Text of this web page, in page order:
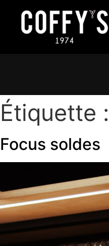
Étiquette :
Focus soldes